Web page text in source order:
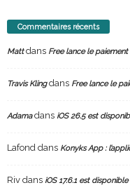
Commentaires récents
Mattdans Free lance le
Travis Klingdans Free lance le
Adamadans iOS 26.5 est
Lafond dans Konyks App :
Riv dans iOS 17.6.1 est